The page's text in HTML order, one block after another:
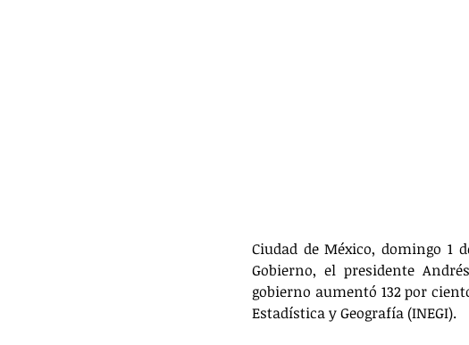
Ciudad de México, domingo 1
Gobierno, el presidente
gobierno aumentó 132 por
Estadística y Geografía (INEGI).